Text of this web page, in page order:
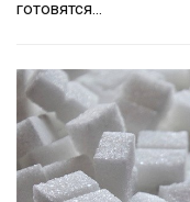
готовятся…